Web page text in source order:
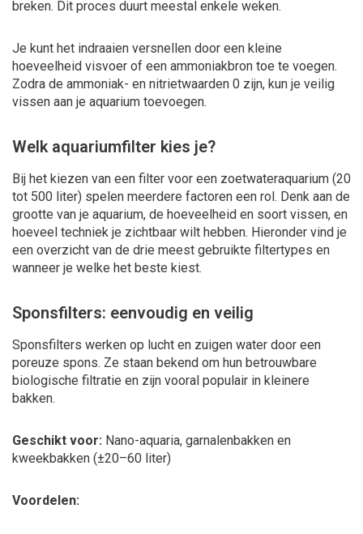
breken. Dit proces duurt meestal enkele weken.
Je kunt het indraaien versnellen door een kleine
hoeveelheid visvoer of een ammoniakbron toe te voegen.
Zodra de ammoniak- en nitrietwaarden 0 zijn, kun je veilig
vissen aan je aquarium toevoegen.
Welk aquariumfilter kies je?
Bij het kiezen van een filter voor een zoetwateraquarium (20
tot 500 liter) spelen meerdere factoren een rol. Denk aan de
grootte van je aquarium, de hoeveelheid en soort vissen, en
hoeveel techniek je zichtbaar wilt hebben. Hieronder vind je
een overzicht van de drie meest gebruikte filtertypes en
wanneer je welke het beste kiest.
Sponsfilters: eenvoudig en veilig
Sponsfilters werken op lucht en zuigen water door een
poreuze spons. Ze staan bekend om hun betrouwbare
biologische filtratie en zijn vooral populair in kleinere
bakken.
Geschikt voor: Nano-aquaria, garnalenbakken en
kweekbakken (±20–60 liter)
Voordelen: